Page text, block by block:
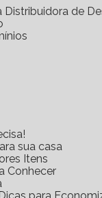
Distribuidora de
sua casa
Itens
Conhecer